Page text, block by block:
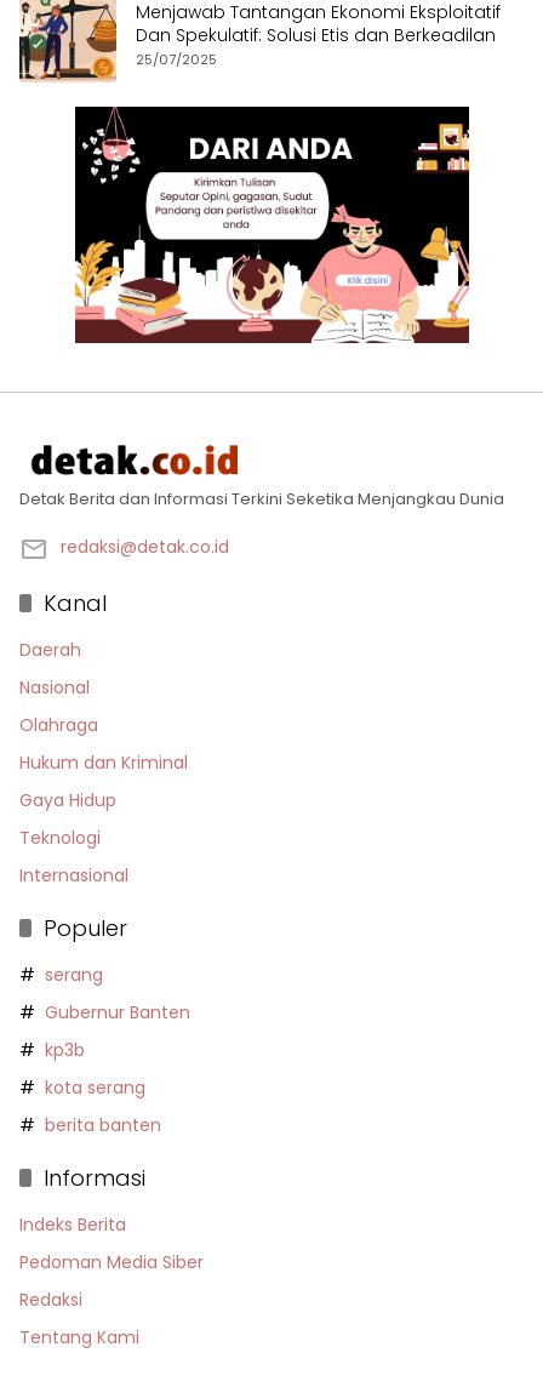
Menjawab Tantangan Ekonomi Eksploitatif
Dan Spekulatif: Solusi Etis dan Berkeadilan
25/07/2025
Detak Berita dan Informasi Terkini Seketika Menjangkau Dunia
redaksi@detak.co.id
Kanal
Daerah
Nasional
Olahraga
Hukum dan Kriminal
Gaya Hidup
Teknologi
Internasional
Populer
serang
Gubernur Banten
kp3b
kota serang
berita banten
Informasi
Indeks Berita
Pedoman Media Siber
Redaksi
Tentang Kami